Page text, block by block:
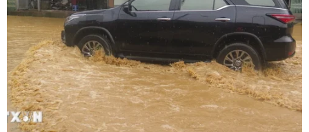
#Kinh tế Anh
#Chính sách kinh tế
#kinh tế nhiên liệu hóa
#công nghiệp phần mềm
#Kinh tế toàn cầu
#Khí thải #Biến đổi khí hậu
Theo dõi VietnamPlus